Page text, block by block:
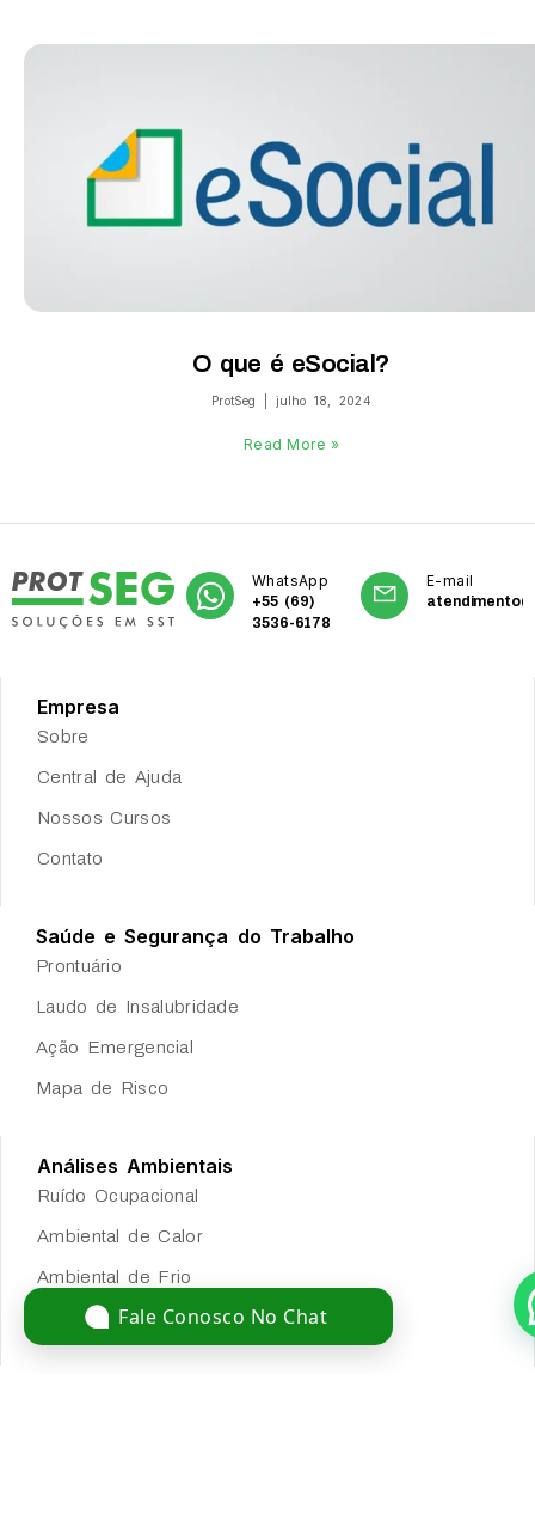
Fale Conosco No Chat
O que é eSocial?
ProtSeg julho 18, 2024
Read More »
WhatsApp
+55 (69)
3536-6178
E-mail
Empresa
Sobre
Central de Ajuda
Nossos Cursos
Contato
Saúde e Segurança do Trabalho
Prontuário
Laudo de Insalubridade
Ação Emergencial
Mapa de Risco
Análises Ambientais
Ruído Ocupacional
Ambiental de Calor
Ambiental de Frio
Agentes Químicos